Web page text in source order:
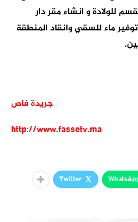
للولادة و انشاء مقر دار
ماء للسقي وانقاد المنطقة
.
جريدة فاص
http://www.fassetv.ma
Twitter